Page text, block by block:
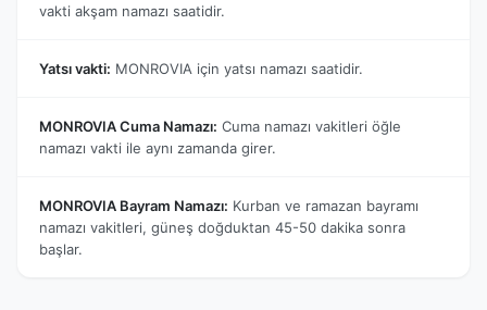
vakti akşam namazı saatidir.
Yatsı vakti: MONROVIA için yatsı namazı saatidir.
MONROVIA Cuma Namazı: Cuma namazı vakitleri öğle
namazı vakti ile aynı zamanda girer.
MONROVIA Bayram Namazı: Kurban ve ramazan bayramı
namazı vakitleri, güneş doğduktan 45-50 dakika sonra
başlar.